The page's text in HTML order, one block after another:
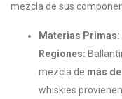
mezcla de sus
Materias Primas:
Regiones:
mezcla de más
whiskies